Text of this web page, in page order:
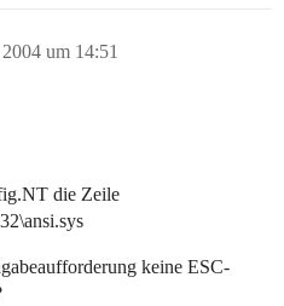
um 14:51
die Zeile
keine ESC-